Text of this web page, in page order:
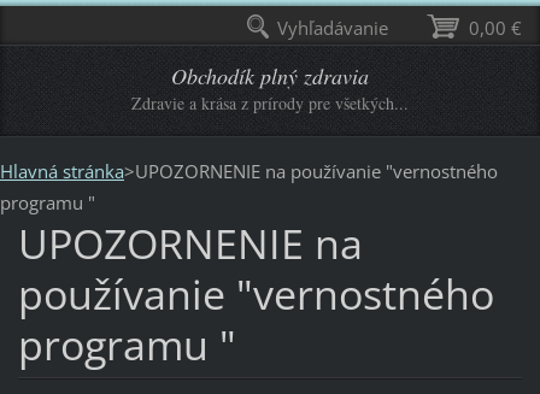
Obchodík plný zdravia
Zdravie a krása z prírody pre všetkých...
Hlavná stránka>UPOZORNENIE na používanie "vernostného
programu "
UPOZORNENIE na
používanie "vernostného
programu "
0,00 €
Vyhľadávanie